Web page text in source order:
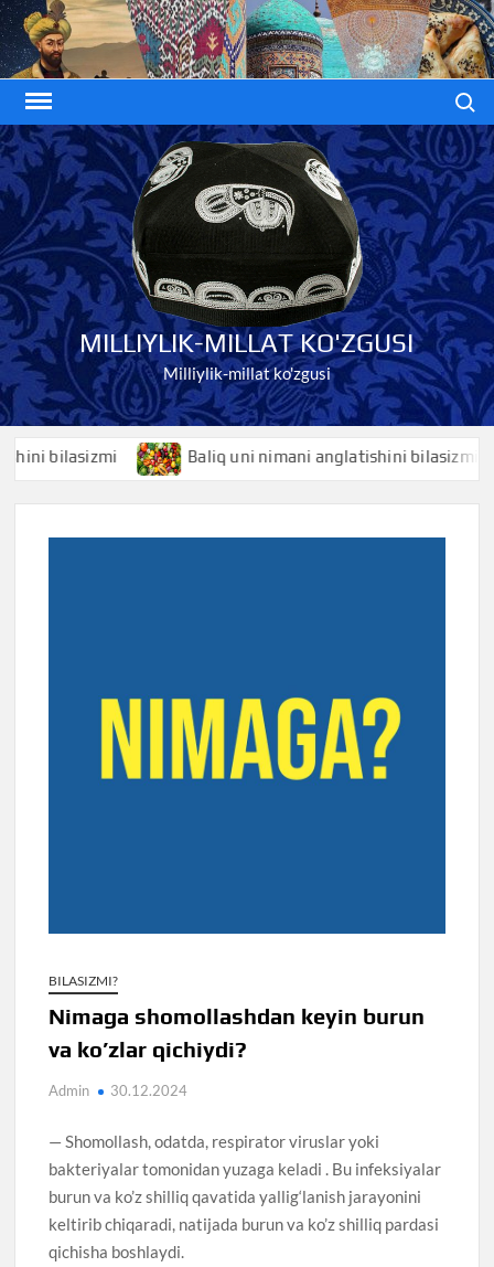
Skip
to
content
MILLIYLIK-MILLAT KO'ZGUSI
Milliylik-millat ko'zgusi
bilasizmi Baliq uni nimani anglatishini bilasizmi
BILASIZMI?
Nimaga shomollashdan keyin burun
va ko’zlar qichiydi?
Admin 30.12.2024
— Shomollash, odatda, respirator viruslar yoki
bakteriyalar tomonidan yuzaga keladi . Bu infeksiyalar
burun va ko’z shilliq qavatida yallig‘lanish jarayonini
keltirib chiqaradi, natijada burun va ko’z shilliq pardasi
qichisha boshlaydi.